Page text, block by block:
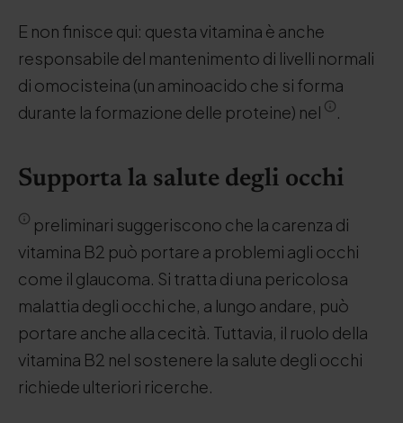
E non finisce qui: questa vitamina è anche
responsabile del mantenimento di livelli normali
di omocisteina (un aminoacido che si forma
durante la formazione delle proteine) nel
.
Supporta la salute degli occhi
preliminari suggeriscono che la carenza di
vitamina B2 può portare a problemi agli occhi
come il glaucoma. Si tratta di una pericolosa
malattia degli occhi che, a lungo andare, può
portare anche alla cecità. Tuttavia, il ruolo della
vitamina B2 nel sostenere la salute degli occhi
richiede ulteriori ricerche.